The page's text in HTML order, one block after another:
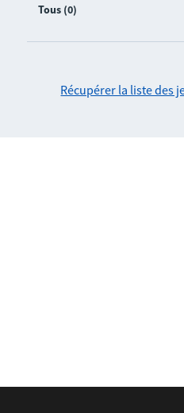
Tous (0)
Récupérer la liste des